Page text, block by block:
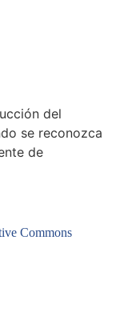
del
se reconozca
de
Commons